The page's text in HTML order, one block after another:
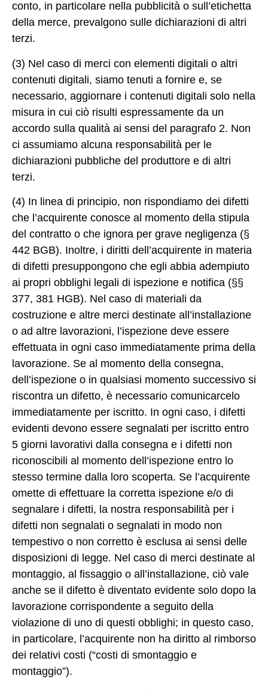
conto, in particolare nella pubblicità o sull’etichetta
della merce, prevalgono sulle dichiarazioni di altri
terzi.
(3) Nel caso di merci con elementi digitali o altri
contenuti digitali, siamo tenuti a fornire e, se
necessario, aggiornare i contenuti digitali solo nella
misura in cui ciò risulti espressamente da un
accordo sulla qualità ai sensi del paragrafo 2. Non
ci assumiamo alcuna responsabilità per le
dichiarazioni pubbliche del produttore e di altri
terzi.
(4) In linea di principio, non rispondiamo dei difetti
che l’acquirente conosce al momento della stipula
del contratto o che ignora per grave negligenza (§
442 BGB). Inoltre, i diritti dell’acquirente in materia
di difetti presuppongono che egli abbia adempiuto
ai propri obblighi legali di ispezione e notifica (§§
377, 381 HGB). Nel caso di materiali da
costruzione e altre merci destinate all’installazione
o ad altre lavorazioni, l’ispezione deve essere
effettuata in ogni caso immediatamente prima della
lavorazione. Se al momento della consegna,
dell’ispezione o in qualsiasi momento successivo si
riscontra un difetto, è necessario comunicarcelo
immediatamente per iscritto. In ogni caso, i difetti
evidenti devono essere segnalati per iscritto entro
5 giorni lavorativi dalla consegna e i difetti non
riconoscibili al momento dell’ispezione entro lo
stesso termine dalla loro scoperta. Se l’acquirente
omette di effettuare la corretta ispezione e/o di
segnalare i difetti, la nostra responsabilità per i
difetti non segnalati o segnalati in modo non
tempestivo o non corretto è esclusa ai sensi delle
disposizioni di legge. Nel caso di merci destinate al
montaggio, al fissaggio o all’installazione, ciò vale
anche se il difetto è diventato evidente solo dopo la
lavorazione corrispondente a seguito della
violazione di uno di questi obblighi; in questo caso,
in particolare, l’acquirente non ha diritto al rimborso
dei relativi costi (“costi di smontaggio e
montaggio”).